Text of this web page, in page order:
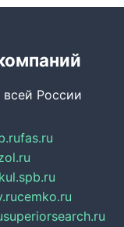
России
fas.ru
cemko.ru
superiorsearch.ru